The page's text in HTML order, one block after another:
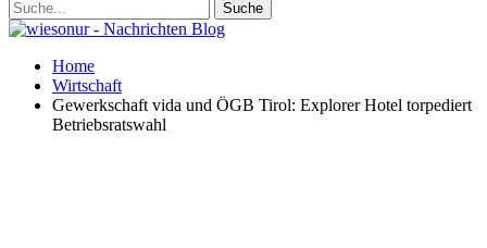
Home
Wirtschaft
Gewerkschaft vida und ÖGB Tirol: Explorer Hotel torpediert
Betriebsratswahl